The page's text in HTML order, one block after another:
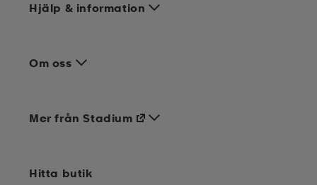
Hjälp & information
Om oss
Mer från Stadium
Hitta butik